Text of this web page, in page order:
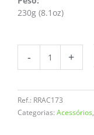
230g (8.1oz)
-
Ferramentas
Front
Runner
quantity
+
Ref.: RRAC173
Categorias: Acessórios,